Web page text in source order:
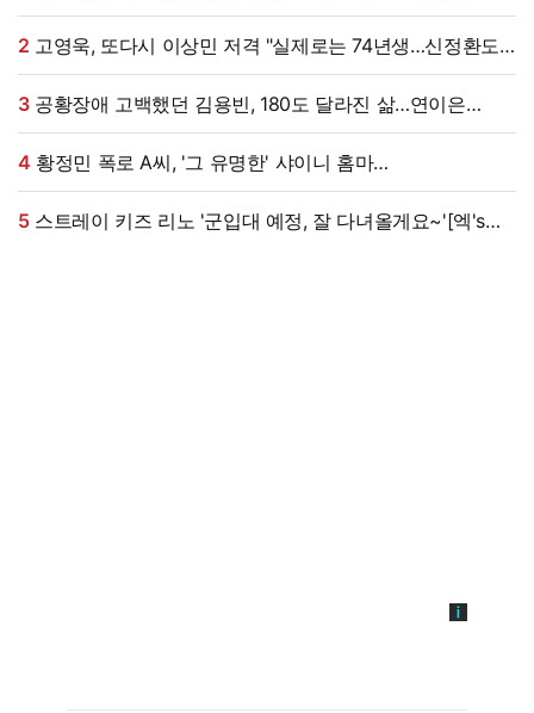
"빠지면 안 될까요?"
2
나중에 알고 욕해"
3공황장애 고백했던 김용빈, 180도 달라진 삶…연이은
겹경사
4
출신?…"고마워서 술 사려던 건데" 침묵 이유 있었나 [엑's
이슈]
5스트레이 키즈 리노 '군입대 예정, 잘 다녀올게요~'[엑's